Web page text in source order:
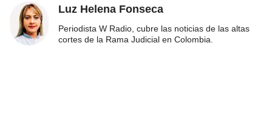
Luz Helena Fonseca
Periodista W Radio, cubre las noticias de las altas
cortes de la Rama Judicial en Colombia.